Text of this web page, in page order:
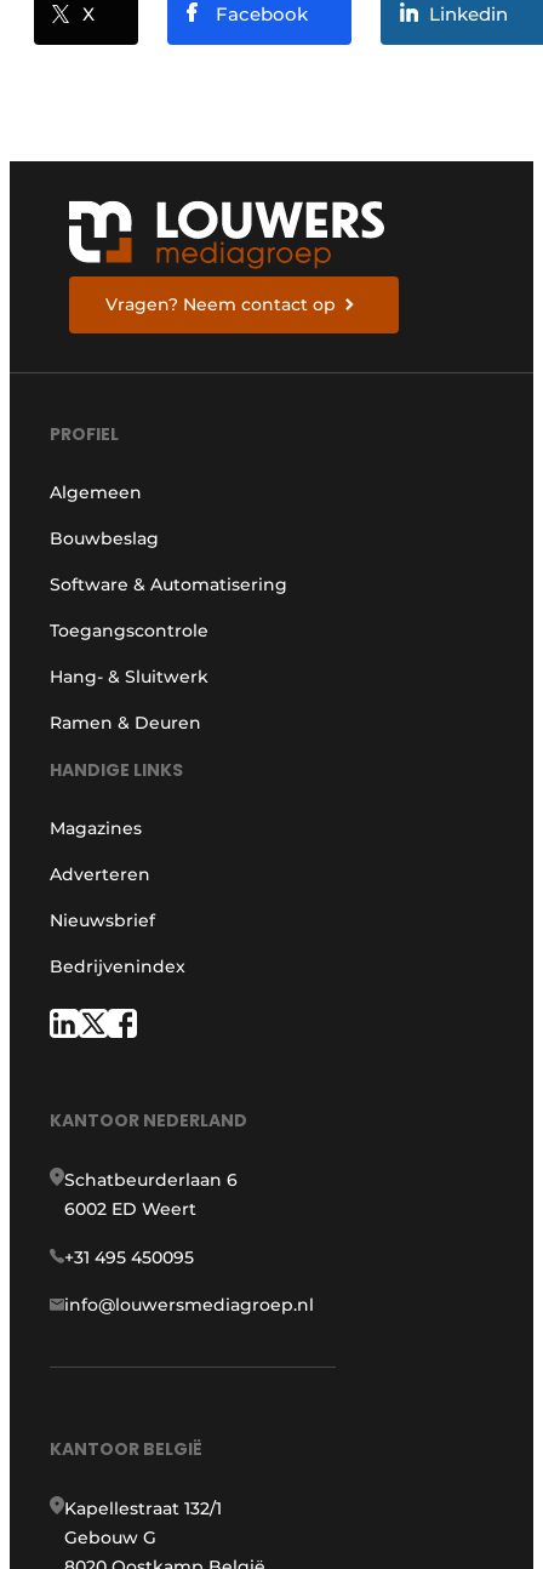
X Facebook Linkedin
Vragen? Neem contact op
PROFIEL
Algemeen
Bouwbeslag
Software & Automatisering
Toegangscontrole
Hang- & Sluitwerk
Ramen & Deuren
HANDIGE LINKS
Magazines
Adverteren
Nieuwsbrief
Bedrijvenindex
KANTOOR NEDERLAND
Schatbeurderlaan 6
6002 ED Weert
+31 495 450095
info@louwersmediagroep.nl
KANTOOR BELGIË
Kapellestraat 132/1
Gebouw G